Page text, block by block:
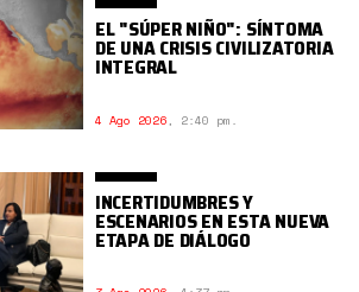
EL "SÚPER NIÑO": SÍNTOMA
DE UNA CRISIS CIVILIZATORIA
INTEGRAL
4 Ago 2026, 2:40 pm.
INCERTIDUMBRES Y
ESCENARIOS EN ESTA NUEVA
ETAPA DE DIÁLOGO